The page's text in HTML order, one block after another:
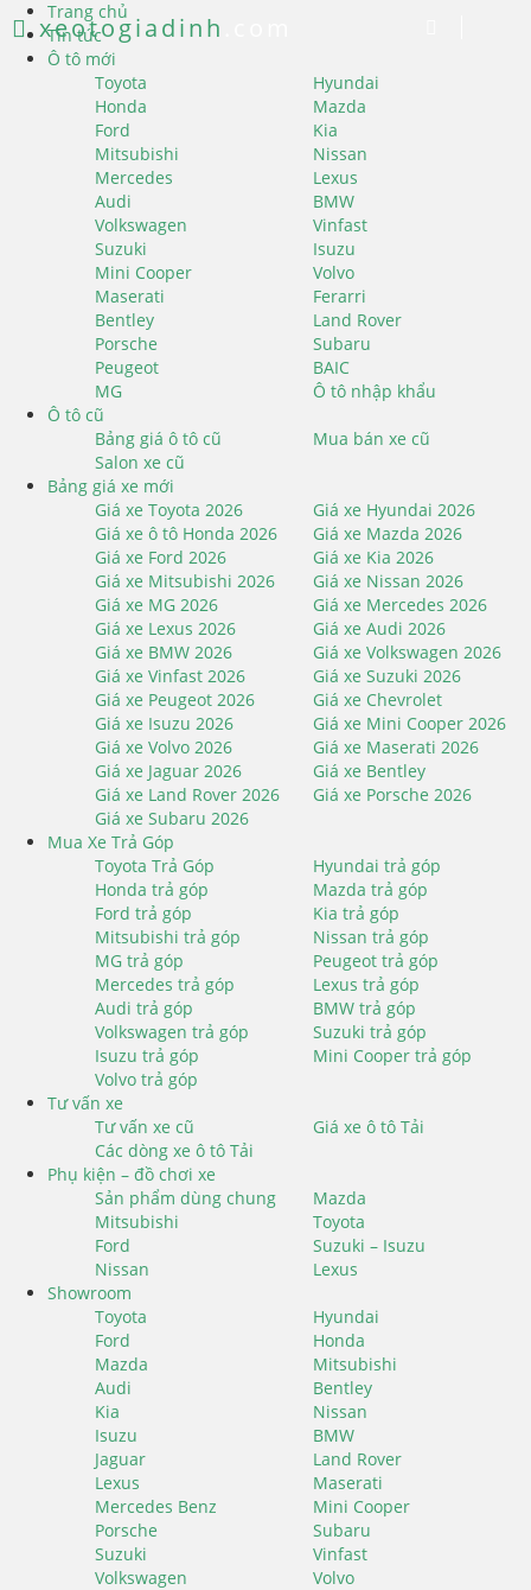
Trang chủ
Tin tức
Ô tô mới
Toyota
Hyundai
Honda
Mazda
Ford
Kia
Mitsubishi
Nissan
Mercedes
Lexus
Audi
BMW
Volkswagen
Vinfast
Suzuki
Isuzu
Mini Cooper
Volvo
Maserati
Ferarri
Bentley
Land Rover
Porsche
Subaru
Peugeot
BAIC
MG
Ô tô nhập khẩu
Ô tô cũ
Bảng giá ô tô cũ
Mua bán xe cũ
Salon xe cũ
Bảng giá xe mới
Giá xe Toyota 2026
Giá xe Hyundai 2026
Giá xe ô tô Honda 2026
Giá xe Mazda 2026
Giá xe Ford 2026
Giá xe Kia 2026
Giá xe Mitsubishi 2026
Giá xe Nissan 2026
Giá xe MG 2026
Giá xe Mercedes 2026
Giá xe Lexus 2026
Giá xe Audi 2026
Giá xe BMW 2026
Giá xe Volkswagen 2026
Giá xe Vinfast 2026
Giá xe Suzuki 2026
Giá xe Peugeot 2026
Giá xe Chevrolet
Giá xe Isuzu 2026
Giá xe Mini Cooper 2026
Giá xe Volvo 2026
Giá xe Maserati 2026
Giá xe Jaguar 2026
Giá xe Bentley
Giá xe Land Rover 2026
Giá xe Porsche 2026
Giá xe Subaru 2026
Mua Xe Trả Góp
Toyota Trả Góp
Hyundai trả góp
Honda trả góp
Mazda trả góp
Ford trả góp
Kia trả góp
Mitsubishi trả góp
Nissan trả góp
MG trả góp
Peugeot trả góp
Mercedes trả góp
Lexus trả góp
Audi trả góp
BMW trả góp
Volkswagen trả góp
Suzuki trả góp
Isuzu trả góp
Mini Cooper trả góp
Volvo trả góp
Tư vấn xe
Tư vấn xe cũ
Giá xe ô tô Tải
Các dòng xe ô tô Tải
Phụ kiện – đồ chơi xe
Sản phẩm dùng chung
Mazda
Mitsubishi
Toyota
Ford
Suzuki – Isuzu
Nissan
Lexus
Showroom
Toyota
Hyundai
Ford
Honda
Mazda
Mitsubishi
Audi
Bentley
Kia
Nissan
Isuzu
BMW
Jaguar
Land Rover
Lexus
Maserati
Mercedes Benz
Mini Cooper
Porsche
Subaru
Suzuki
Vinfast
Volkswagen
Volvo
xeotogiadinh